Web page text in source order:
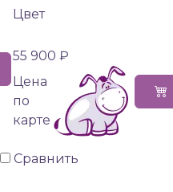
Цвет
55 900 ₽
Цена
по
карте
Сравнить